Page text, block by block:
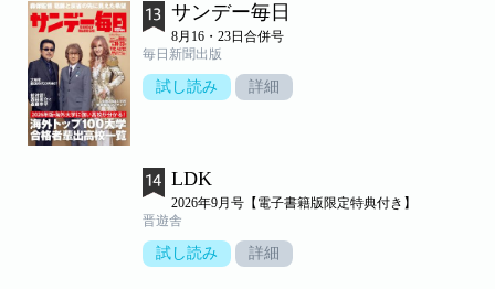
サンデー毎日
8月16・23日合併号
毎日新聞出版
試し読み 詳細
LDK
2026年9月号【電子書籍版限定特典付き】
晋遊舎
試し読み 詳細